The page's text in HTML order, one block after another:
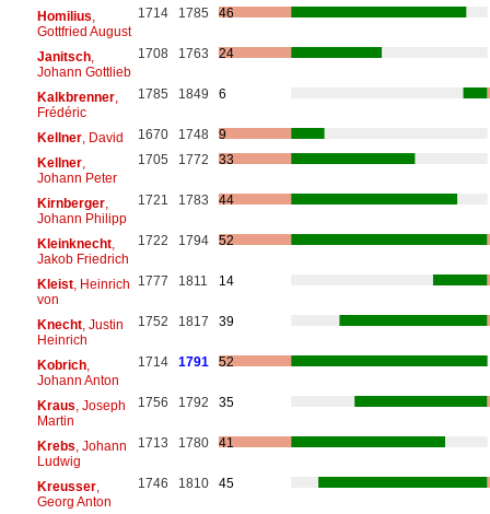
Homilius
Gottfried August
1714 1785 46
Janitsch,
Johann Gottlieb
1708 1763 24
Kalkbrenner,
Frédéric
1785 1849 6
Kellner, David 1670 1748
9
Kellner,
Johann Peter
1705 1772 33
Kirnberger,
Johann Philipp
1721 1783 44
Kleinknecht,
Jakob Friedrich
1722 1794 52
Kleist, Heinrich
von
1777 1811 14
Knecht, Justin
Heinrich
1752 1817 39
Kobrich,
Johann Anton
1714 1791 52
Kraus , Joseph
Martin
1756 1792 35
Krebs , Johann
Ludwig
1713 1780 41
Kreusser,
Georg Anton
1746 1810 45